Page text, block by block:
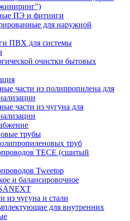
ПЭ и фитинги
для наружной
ПВХ для системы
очистки бытовых
части из полипропилена для
части из чугуна для
трубы
труб
TECE (сшитый
Tweetop
и балансировочное
из чугуна и стали
для внутренних